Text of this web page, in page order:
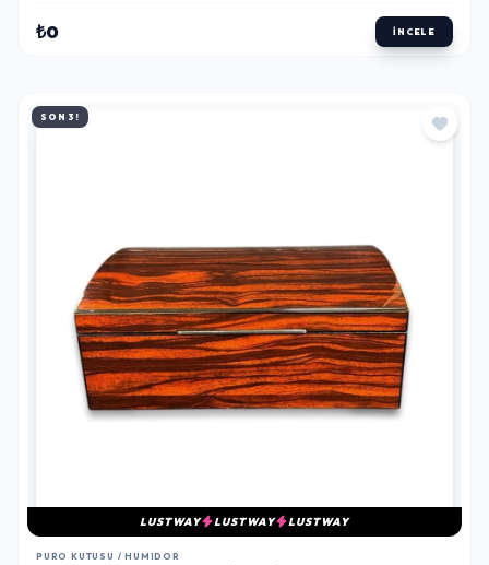
₺0 İNCELE
SON 3!
LUSTWAY LUSTWAY LUSTWAY
PURO KUTUSU / HUMIDOR